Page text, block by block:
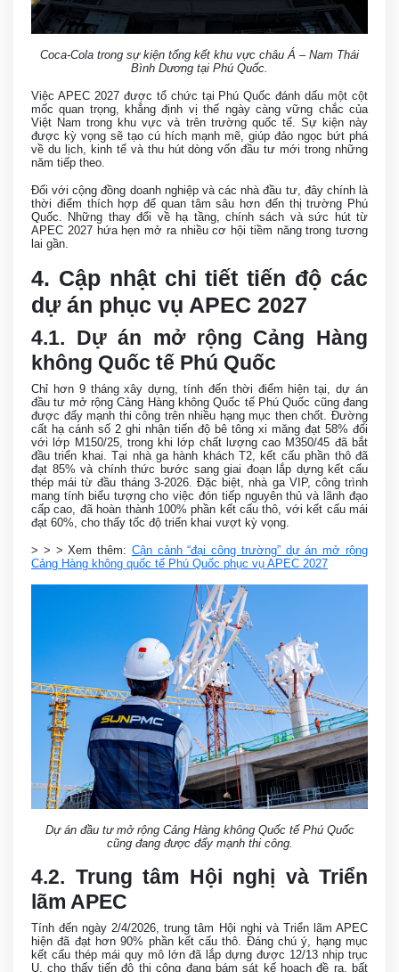
Coca-Cola trong sự kiện tổng kết khu vực châu Á – Nam Thái
Bình Dương tại Phú Quốc.
Việc APEC 2027 được tổ chức tại Phú Quốc đánh dấu một cột
mốc quan trọng, khẳng định vị thế ngày càng vững chắc của
Việt Nam trong khu vực và trên trường quốc tế. Sự kiện này
được kỳ vọng sẽ tạo cú hích mạnh mẽ, giúp đảo ngọc bứt phá
về du lịch, kinh tế và thu hút dòng vốn đầu tư mới trong những
năm tiếp theo.
Đối với cộng đồng doanh nghiệp và các nhà đầu tư, đây chính là
thời điểm thích hợp để quan tâm sâu hơn đến thị trường Phú
Quốc. Những thay đổi về hạ tầng, chính sách và sức hút từ
APEC 2027 hứa hẹn mở ra nhiều cơ hội tiềm năng trong tương
lai gần.
4. Cập nhật chi tiết tiến độ các
dự án phục vụ APEC 2027
4.1. Dự án mở rộng Cảng Hàng
không Quốc tế Phú Quốc
Chỉ hơn 9 tháng xây dựng, tính đến thời điểm hiện tại, dự án
đầu tư mở rộng Cảng Hàng không Quốc tế Phú Quốc cũng đang
được đẩy mạnh thi công trên nhiều hạng mục then chốt. Đường
cất hạ cánh số 2 ghi nhận tiến độ bê tông xi măng đạt 58% đối
với lớp M150/25, trong khi lớp chất lượng cao M350/45 đã bắt
đầu triển khai. Tại nhà ga hành khách T2, kết cấu phần thô đã
đạt 85% và chính thức bước sang giai đoạn lắp dựng kết cấu
thép mái từ đầu tháng 3-2026. Đặc biệt, nhà ga VIP, công trình
mang tính biểu tượng cho việc đón tiếp nguyên thủ và lãnh đạo
cấp cao, đã hoàn thành 100% phần kết cấu thô, với kết cấu mái
đạt 60%, cho thấy tốc độ triển khai vượt kỳ vọng.
> > > Xem thêm: Cận cảnh “đại công trường” dự án mở rộng
Cảng Hàng không quốc tế Phú Quốc phục vụ APEC 2027
Dự án đầu tư mở rộng Cảng Hàng không Quốc tế Phú Quốc
cũng đang được đẩy mạnh thi công.
4.2. Trung tâm Hội nghị và Triển
lãm APEC
Tính đến ngày 2/4/2026, trung tâm Hội nghị và Triển lãm APEC
hiện đã đạt hơn 90% phần kết cấu thô. Đáng chú ý, hạng mục
kết cấu thép mái quy mô lớn đã lắp dựng được 12/13 nhịp trục
U, cho thấy tiến độ thi công đang bám sát kế hoạch đề ra, bất